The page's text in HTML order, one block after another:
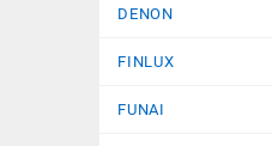
DENON
FINLUX
FUNAI